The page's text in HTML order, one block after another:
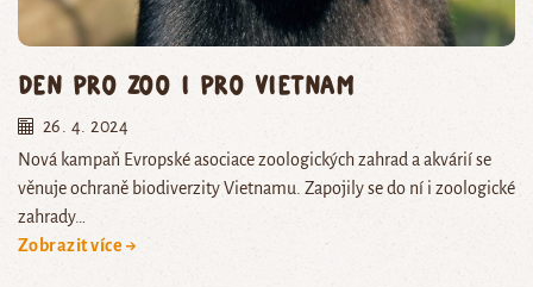
Den pro zoo i pro Vietnam
26. 4. 2024
Nová kampaň Evropské asociace zoologických zahrad a akvárií se
věnuje ochraně biodiverzity Vietnamu. Zapojily se do ní i zoologické
zahrady…
Zobrazit více →